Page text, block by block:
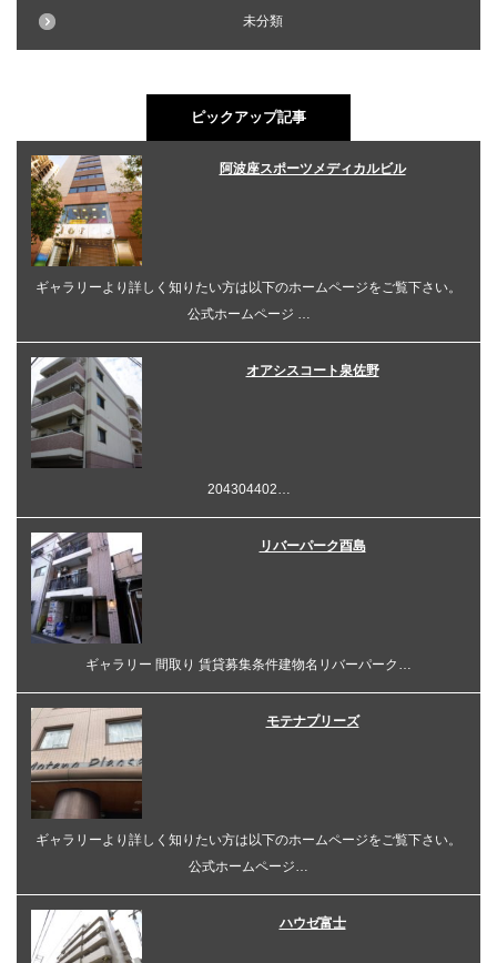
未分類
ピックアップ記事
阿波座スポーツメディカルビル
ギャラリーより詳しく知りたい方は以下のホームページをご覧下さい。
公式ホームページ …
オアシスコート泉佐野
204304402…
リバーパーク酉島
ギャラリー 間取り 賃貸募集条件建物名リバーパーク…
モテナプリーズ
ギャラリーより詳しく知りたい方は以下のホームページをご覧下さい。
公式ホームページ…
ハウゼ富士